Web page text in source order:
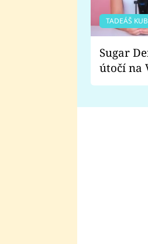
TADEÁŠ
Sugar
útočí na
Proč je